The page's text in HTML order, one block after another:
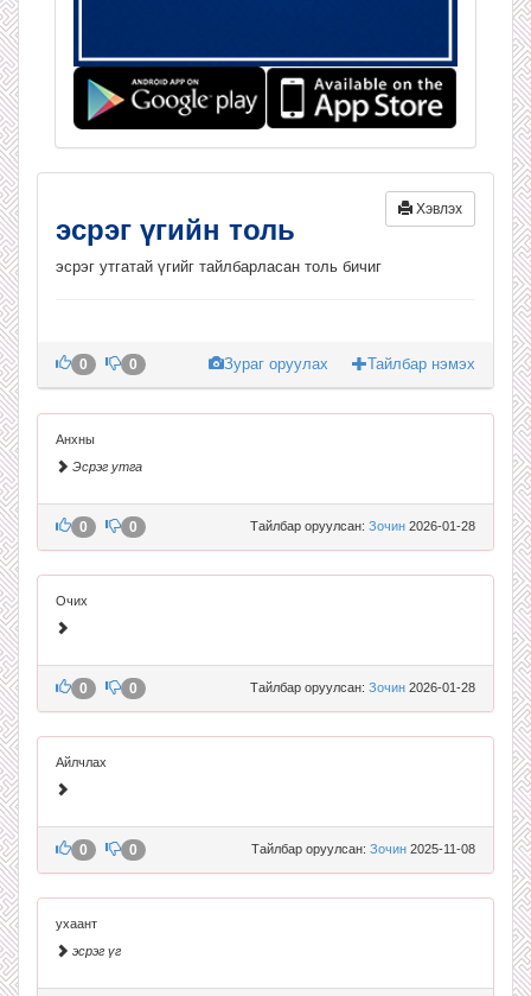
Хэвлэх
эсрэг үгийн толь
эсрэг утгатай үгийг тайлбарласан толь бичиг
Зураг оруулах Тайлбар нэмэх
0 0
Анхны
Эсрэг утга
Тайлбар оруулсан: Зочин 2026-01-28
0 0
Очих
Тайлбар оруулсан: Зочин 2026-01-28
0 0
Айлчлах
Тайлбар оруулсан: Зочин 2025-11-08
0 0
ухаант
эсрэг үг